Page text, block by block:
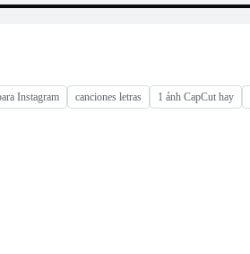
Instagram canciones letras 1 ảnh CapCut hay